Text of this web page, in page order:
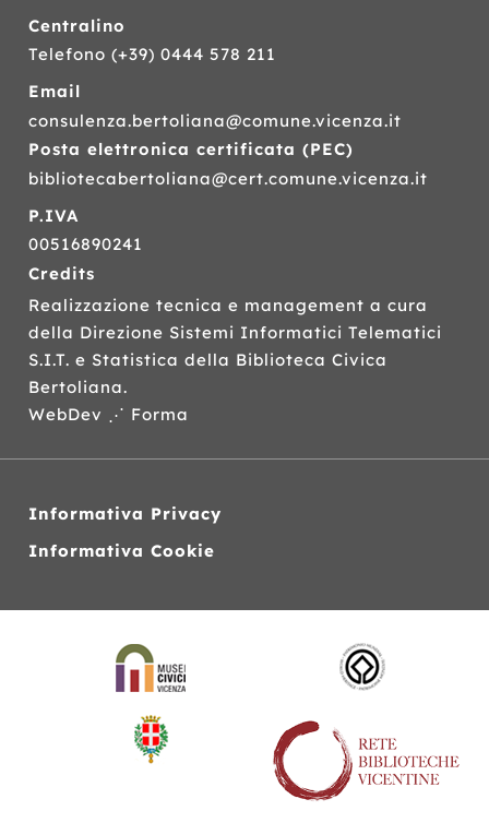
Centralino
Telefono(+39) 0444 578 211
Email
consulenza.bertoliana@comune.vicenza.it
Posta elettronica certificata (PEC)
bibliotecabertoliana@cert.comune.vicenza.it
P.IVA
00516890241
Credits
Realizzazione tecnica e management a cura
della Direzione Sistemi Informatici Telematici
S.I.T. e Statistica della Biblioteca Civica
Bertoliana.
WebDev ⋰ Forma
Informativa Privacy
Informativa Cookie